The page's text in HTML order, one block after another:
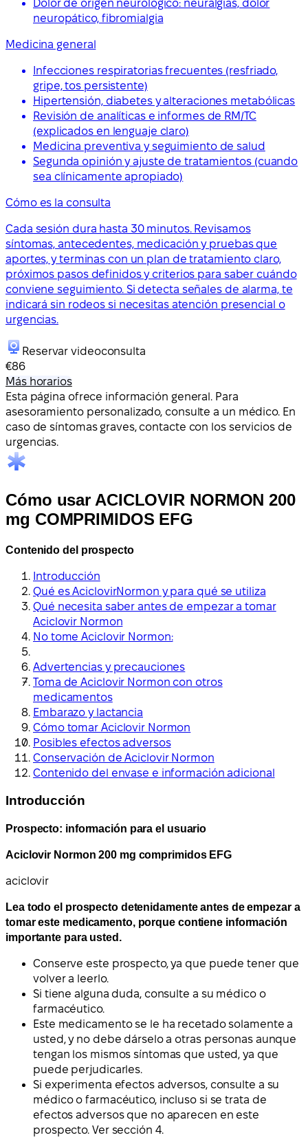
Dolor de origen neurológico: neuralgias, dolor
neuropático, fibromialgia
Medicina general
Infecciones respiratorias frecuentes (resfriado,
gripe, tos persistente)
Hipertensión, diabetes y alteraciones metabólicas
Revisión de analíticas e informes de RM/TC
(explicados en lenguaje claro)
Medicina preventiva y seguimiento de salud
Segunda opinión y ajuste de tratamientos (cuando
sea clínicamente apropiado)
Cómo es la consulta
Cada sesión dura hasta 30 minutos. Revisamos
síntomas, antecedentes, medicación y pruebas que
aportes, y terminas con un plan de tratamiento claro,
próximos pasos definidos y criterios para saber cuándo
conviene seguimiento. Si detecta señales de alarma, te
indicará sin rodeos si necesitas atención presencial o
urgencias.
Reservar videoconsulta
€86
Más horarios
Esta página ofrece información general. Para
asesoramiento personalizado, consulte a un médico. En
caso de síntomas graves, contacte con los servicios de
urgencias.
Cómo usar ACICLOVIR NORMON 200
mg COMPRIMIDOS EFG
Contenido del prospecto
Introducción
Qué es AciclovirNormon y para qué se utiliza
Qué necesita saber antes de empezar a tomar
Aciclovir Normon
No tome Aciclovir Normon:
Advertencias y precauciones
Toma de Aciclovir Normon con otros
medicamentos
Embarazo y lactancia
Cómo tomar Aciclovir Normon
Posibles efectos adversos
Conservación de Aciclovir Normon
Contenido del envase e información adicional
Introducción
Prospecto: información para el usuario
Aciclovir Normon 200 mg comprimidos EFG
aciclovir
Lea todo el prospecto detenidamente antes de empezar a
tomar este medicamento, porque contiene información
importante para usted.
Conserve este prospecto, ya que puede tener que
volver a leerlo.
Si tiene alguna duda, consulte a su médico o
farmacéutico.
Este medicamento se le ha recetado solamente a
usted, y no debe dárselo a otras personas aunque
tengan los mismos síntomas que usted, ya que
puede perjudicarles.
Si experimenta efectos adversos, consulte a su
médico o farmacéutico, incluso si se trata de
efectos adversos que no aparecen en este
prospecto. Ver sección 4.